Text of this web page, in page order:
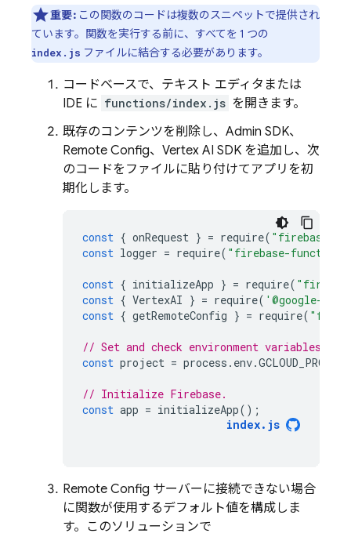
重要:この関数のコードは複数のスニペットで提供され
ています。関数を実行する前に、すべてを 1 つの
index.js ファイルに結合する必要があります。
コードベースで、テキスト エディタまたは
IDE に functions/index.js を開きます。
既存のコンテンツを削除し、 Admin SDK、
Remote Config、 Vertex AI SDK を追加し、次
のコードをファイルに貼り付けてアプリを初
期化します。
const { onRequest } = require( "firebase-
const logger = require( "firebase-
const { initializeApp } = require(
const { VertexAI } = require( '@google-
const { getRemoteConfig } = require(
// Set and check environment variables.
const project = process . env.GCLOUD_PROJECT
// Initialize Firebase.
const app = initializeApp();
index. js
Remote Config サーバーに接続できない場合
に関数が使用するデフォルト値を構成しま
す。このソリューションで